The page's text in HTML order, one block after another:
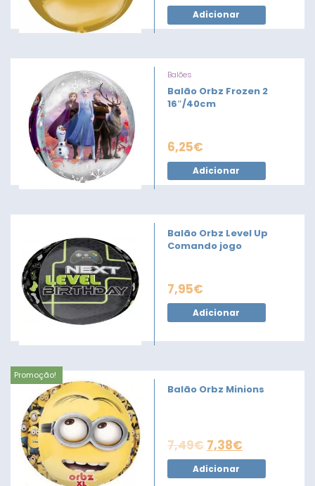
Adicionar
Balões
Balão Orbz Frozen 2
16″/40cm
6,25€
Adicionar
Balão Orbz Level Up
Comando jogo
7,95€
Adicionar
Promoção!
Balão Orbz Minions
7,49€ 7,38€
Adicionar